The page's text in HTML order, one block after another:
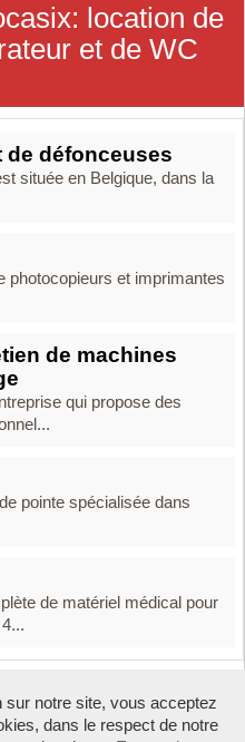
location de
et de WC
de défonceuses
située en Belgique, dans la
photocopieurs et imprimantes
de machines
qui propose des
pointe spécialisée dans
de matériel médical pour
2007 - 2026 -Contact -
sur notre site, vous acceptez
dans le respect de notre